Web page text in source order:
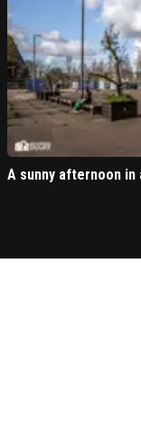
A sunny afternoon